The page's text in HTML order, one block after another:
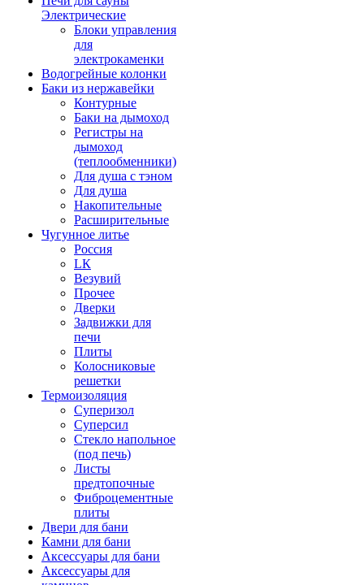
Электрические
Блоки управления
для
электрокаменки
Водогрейные колонки
Баки из нержавейки
Контурные
Баки на дымоход
Регистры на
дымоход
(теплообменники)
Для душа с тэном
Для душа
Накопительные
Расширительные
Чугунное литье
Россия
LК
Везувий
Прочее
Дверки
Задвижки для
печи
Плиты
Колосниковые
решетки
Термоизоляция
Суперизол
Суперсил
Стекло напольное
(под печь)
Листы
предтопочные
Фиброцементные
плиты
Двери для бани
Камни для бани
Аксессуары для бани
Аксессуары для